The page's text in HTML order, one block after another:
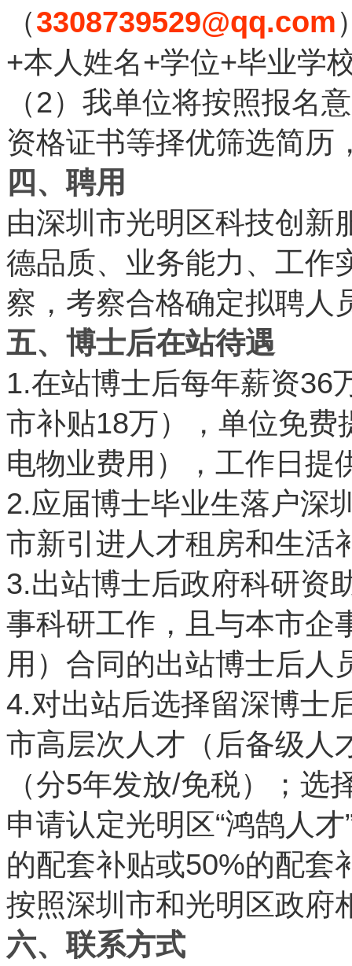
（3308739529@qq.com
+本人姓名+学位+毕业学
（2）我单位将按照报名
资格证书等择优筛选简历
四、聘用
由深圳市光明区科技创新
德品质、业务能力、工作
察，考察合格确定拟聘人
五、博士后在站待遇
1.在站博士后每年薪资36
市补贴18万），单位免费
电物业费用），工作日提
2.应届博士毕业生落户深
市新引进人才租房和生活
3.出站博士后政府科研资
事科研工作，且与本市企
用）合同的出站博士后人
4.对出站后选择留深博士
市高层次人才（后备级人
（分5年发放/免税）；选
申请认定光明区“鸿鹄人才
的配套补贴或50%的配套
按照深圳市和光明区政府
六、联系方式